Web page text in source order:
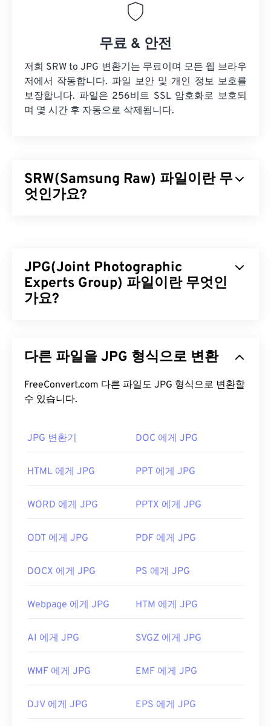
무료 & 안전
저희 SRW to JPG 변환기는 무료이며 모든 웹 브라우
저에서 작동합니다. 파일 보안 및 개인 정보 보호를
보장합니다. 파일은 256비트 SSL 암호화로 보호되
며 몇 시간 후 자동으로 삭제됩니다.
SRW(Samsung Raw) 파일이란 무
엇인가요?
때문에 RAW 파일을 사용하는데, 이는 SRW 파일 형
식을 사용할 때의 주요 장점이자 이점입니다.
SRW 파일을 어떻게 여나요?
여는 기본 프로그램은Adobe Photoshop Lightroom
입니다. Windows에서는 SRW를 여는 추가 프로그램
으로Microsoft Camera Codec Pack과 Adobe
Photoshop을
다른 뷰어로는 Windows와 호환되는 Zoner Photo
PhotoScape X는 macOS에서 작동하는 뷰어입니다.
JPG(Joint Photographic
Experts Group) 파일이란 무엇인
가요?
파일 형식입니다. JPG는 뛰어난 압축률 덕분에 널리
인터넷 전송 및 웹사이트 사용에 매우 적합합니다. 저
희의JPEG 압축
더 나은 압축률이 필요하다면JPG를 WebP로
일 형식입니다.
JPG 파일을 인식하고 열 수 있습니다. JPG 파일을 두
택하여 파일을 열려면 마우스 오른쪽 버튼을 클릭하
JPG 파일은Chrome
과 같은 인기 웹 브라우저,
Apple Preview
와 같은 Mac OS 애플리케이션에서
면이미지 크기 조정
도구를 사용하세요.
최초 출시:
다른 파일을 JPG 형식으로 변환
FreeConvert.com 다른 파일도 JPG 형식으로 변환할
수 있습니다.
JPG 변환기 DOC 에게 JPG
HTML 에게 JPG PPT 에게 JPG
WORD 에게 JPG PPTX 에게 JPG
ODT 에게 JPG PDF 에게 JPG
DOCX 에게 JPG PS 에게 JPG
Webpage 에게 JPG HTM 에게 JPG
AI 에게 JPG SVGZ 에게 JPG
WMF 에게 JPG EMF 에게 JPG
DJV 에게 JPG EPS 에게 JPG